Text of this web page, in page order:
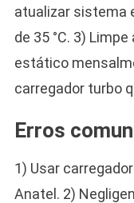
atualizar sistema
de 35 °C. 3)
estático
carregador turbo
Erros
1) Usar
Anatel. 2)